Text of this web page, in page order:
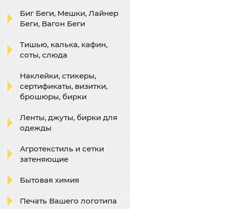
Биг Беги, Мешки, Лайнер
Беги, Вагон Беги
Тишью, калька, кафин,
соты, слюда
Наклейки, стикеры,
сертификаты, визитки,
брошюры, бирки
Ленты, джуты, бирки для
одежды
Агротекстиль и сетки
затеняющие
Бытовая химия
Печать Вашего логотипа